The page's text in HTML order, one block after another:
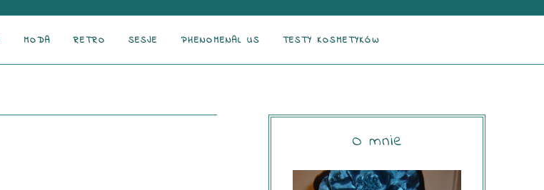
MODA RETRO SESJE PHENOMENAL US TESTY KOSMETYKÓW
O mnie